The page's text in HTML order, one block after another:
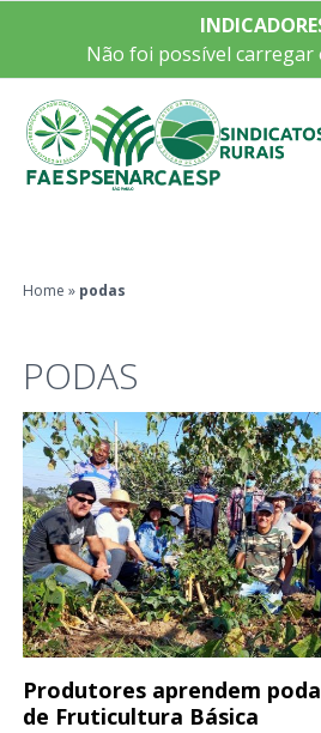
Não foi possível carregar
Home » podas
PODAS
Produtores aprendem
de Fruticultura Básica